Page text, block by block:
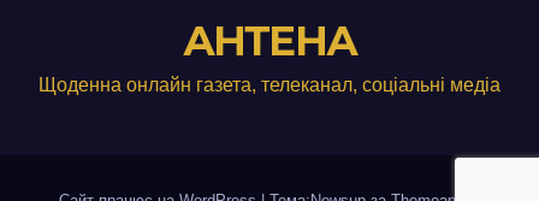
АНТЕНА
Щоденна онлайн газета, телеканал, соціальні медіа